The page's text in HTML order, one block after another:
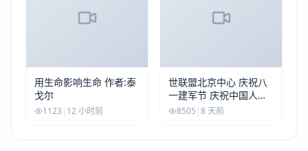
用生命影响生命 作者:泰
戈尔
1123 | 12 小时前
世联盟北京中心 庆祝八
一建军节 庆祝中国人民
解放军建军99周年
8505 |8 天前